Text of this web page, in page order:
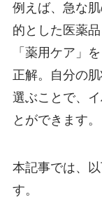
例えば、急な
的とした医薬
「薬用ケア」
正解。自分の
選ぶことで、
とができます。
本記事では、
す。